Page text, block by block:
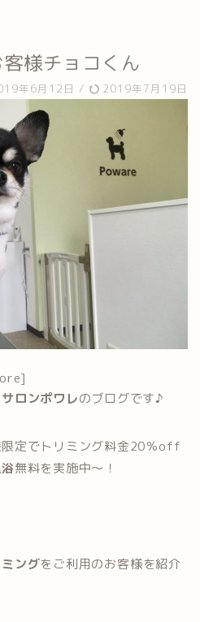
様チョコくん
年6月12日 / 2019年7月19日
ロンポワレのブログです♪
定でトリミング料金20％off
無料を実施中～！
ミングをご利用のお客様を紹介